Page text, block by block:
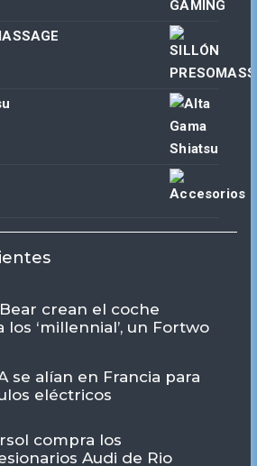
crean el coche
‘millennial’, un Fortwo
se alían en Francia para
eléctricos
compra los
Audi de Rio